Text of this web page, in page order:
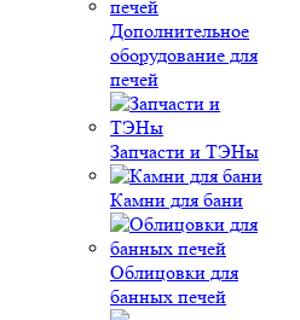
Дополнительное
оборудование для
печей
Запчасти и ТЭНы
Камни для бани
Облицовки для
банных печей